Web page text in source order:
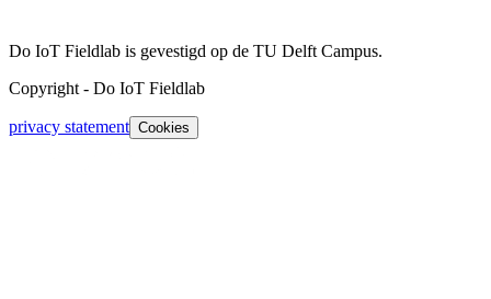
Do IoT Fieldlab is gevestigd op de TU Delft Campus.
Copyright - Do IoT Fieldlab
privacy statement Cookies